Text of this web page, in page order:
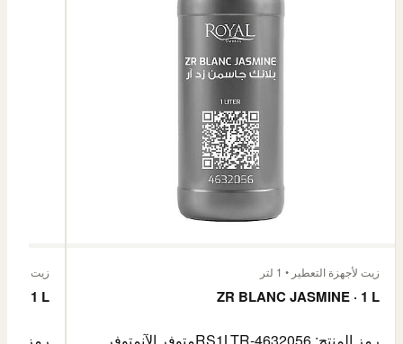
زيت لأجهزة التعطير • 1 لتر
ZR BLANC JASMINE · 1 L
زيت لأجهزة
· 1 L